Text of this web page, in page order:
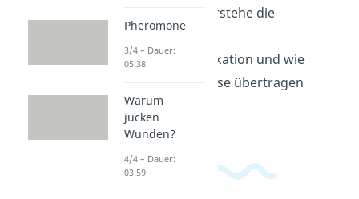
dabei spielen. Verstehe die
Nervenkommunikation und wie
elektrische Impulse übertragen
werden.
Pheromone
3/4 – Dauer:
05:38
Warum
jucken
Wunden?
4/4 – Dauer:
03:59